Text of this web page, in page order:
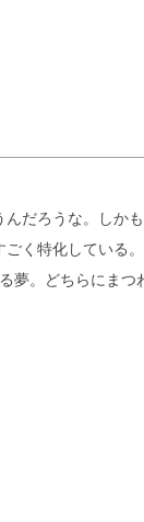
だろうな。しか
く特化している
夢。どちらにま